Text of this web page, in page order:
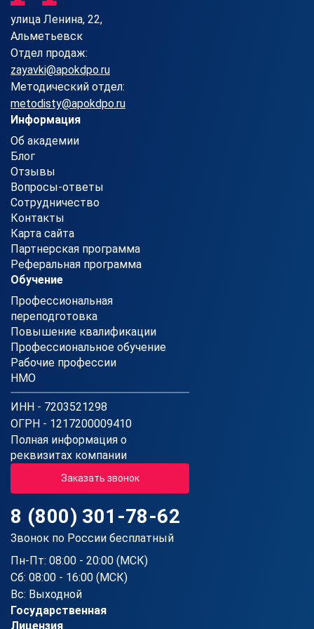
улица Ленина, 22,
Альметьевск
Отдел продаж:
zayavki@apokdpo.ru
Методический отдел:
metodisty@apokdpo.ru
Информация
Об академии
Блог
Отзывы
Вопросы-ответы
Сотрудничество
Контакты
Карта сайта
Партнерская программа
Реферальная программа
Обучение
Профессиональная
переподготовка
Повышение квалификации
Профессиональное обучение
Рабочие профессии
НМО
ИНН - 7203521298
ОГРН - 1217200009410
Полная информация о
реквизитах компании
Заказать звонок
8 (800) 301-78-62
Звонок по России бесплатный
Пн-Пт: 08:00 - 20:00 (МСК)
Сб: 08:00 - 16:00 (МСК)
Вс: Выходной
Государственная
Лицензия